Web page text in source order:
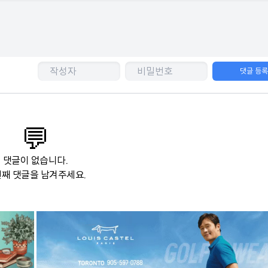
댓글 등록
💬
댓글이 없습니다.
댓글을 남겨주세요.